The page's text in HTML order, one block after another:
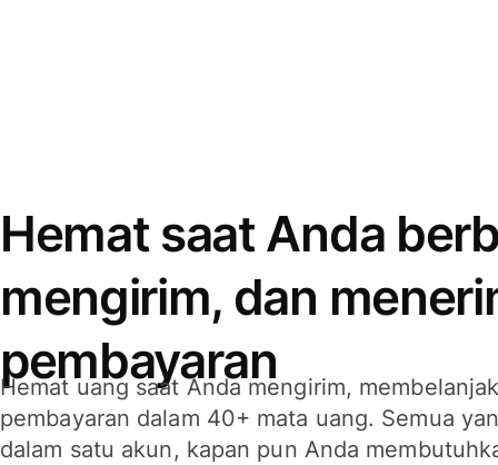
Hemat saat Anda
mengirim, dan
pembayaran
Hemat uang saat Anda mengirim,
pembayaran dalam 40+ mata uang. Semua
dalam satu akun, kapan pun Anda